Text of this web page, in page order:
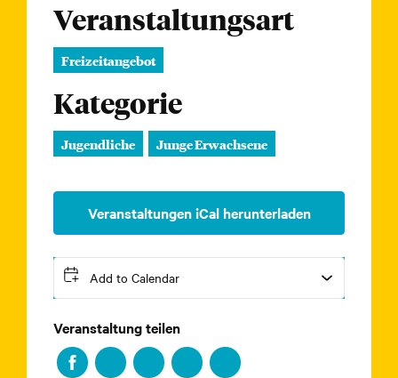
Veranstaltungsart
Freizeitangebot
Kategorie
Jugendliche Junge Erwachsene
Veranstaltungen iCal herunterladen
Add to Calendar
Veranstaltung teilen